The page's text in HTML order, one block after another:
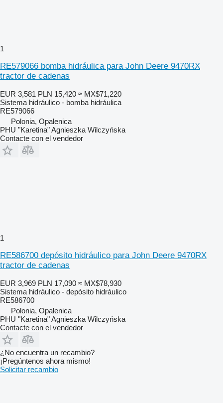
1
RE579066 bomba hidráulica para John Deere 9470RX
tractor de cadenas
EUR 3,581 PLN 15,420 ≈ MX$71,220
Sistema hidráulico - bomba hidráulica
RE579066
Polonia, Opalenica
PHU "Karetina" Agnieszka Wilczyńska
Contacte con el vendedor
1
RE586700 depósito hidráulico para John Deere 9470RX
tractor de cadenas
EUR 3,969 PLN 17,090 ≈ MX$78,930
Sistema hidráulico - depósito hidráulico
RE586700
Polonia, Opalenica
PHU "Karetina" Agnieszka Wilczyńska
Contacte con el vendedor
¿No encuentra un recambio?
¡Pregúntenos ahora mismo!
Solicitar recambio